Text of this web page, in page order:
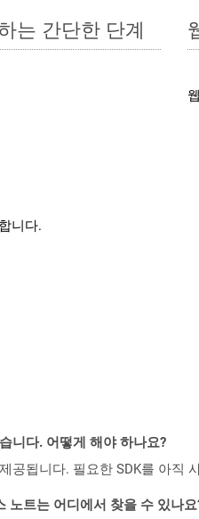
는 간단한 단계
니다.
니다. 어떻게 해야 하나요?
됩니다. 필요한 SDK를 아직
노트는 어디에서 찾을 수 있나요